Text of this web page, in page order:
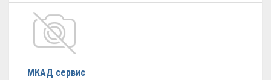
МКАД сервис